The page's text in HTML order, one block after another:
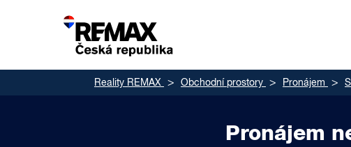
Reality REMAX Obchodní prostory Pronájem
Pronájem